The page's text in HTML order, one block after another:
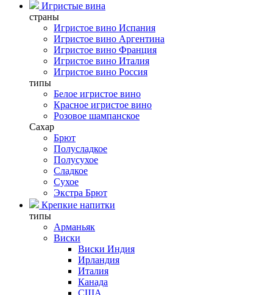
Игристые вина
страны
Игристое вино Испания
Игристое вино Аргентина
Игристое вино Франция
Игристое вино Италия
Игристое вино Россия
типы
Белое игристое вино
Красное игристое вино
Розовое шампанское
Сахар
Брют
Полусладкое
Полусухое
Сладкое
Сухое
Экстра Брют
Крепкие напитки
типы
Арманьяк
Виски
Виски Индия
Ирландия
Италия
Канада
США